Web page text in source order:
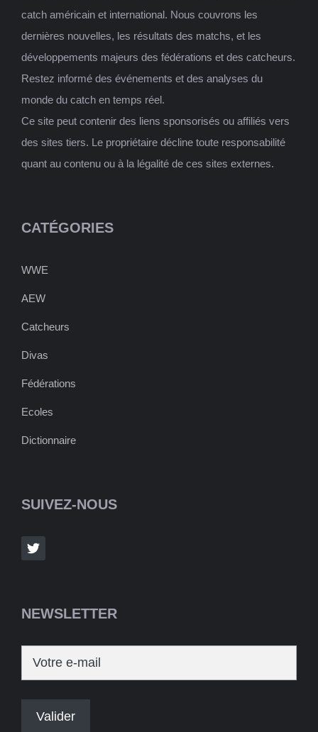
catch américain et international. Nous couvrons les
dernières nouvelles, les résultats des matchs, et les
développements majeurs des fédérations et des catcheurs.
Restez informé des événements et des analyses du
monde du catch en temps réel.
Ce site peut contenir des liens sponsorisés ou affiliés vers
des sites tiers. Le propriétaire décline toute responsabilité
quant au contenu ou à la légalité de ces sites externes.
CATÉGORIES
WWE
AEW
Catcheurs
Divas
Fédérations
Ecoles
Dictionnaire
SUIVEZ-NOUS
NEWSLETTER